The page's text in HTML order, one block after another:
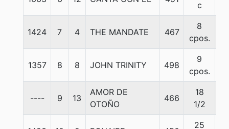
c
1424 7 4 THE MANDATE 467
8
cpos.
1357 8 8 JOHN TRINITY 498
9
cpos.
---- 9 13
AMOR DE
OTOÑO
466
18
1/2
25